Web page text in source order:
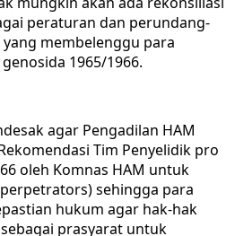
peraturan dan perundang-
membelenggu para
1965/1966.
agar Pengadilan HAM
Tim Penyelidik pro
oleh Komnas HAM untuk
sehingga para
hukum agar hak-hak
prasyarat untuk